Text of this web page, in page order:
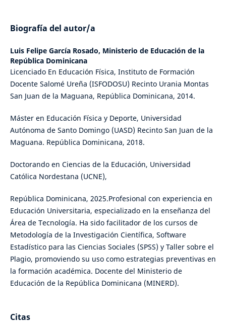
Biografía del autor/a
Luis Felipe García Rosado, Ministerio de Educación de la
República Dominicana
Licenciado En Educación Física, Instituto de Formación
Docente Salomé Ureña (ISFODOSU) Recinto Urania Montas
San Juan de la Maguana, República Dominicana, 2014.
Máster en Educación Física y Deporte, Universidad
Autónoma de Santo Domingo (UASD) Recinto San Juan de la
Maguana. República Dominicana, 2018.
Doctorando en Ciencias de la Educación, Universidad
Católica Nordestana (UCNE),
República Dominicana, 2025.Profesional con experiencia en
Educación Universitaria, especializado en la enseñanza del
Área de Tecnología. Ha sido facilitador de los cursos de
Metodología de la Investigación Científica, Software
Estadístico para las Ciencias Sociales (SPSS) y Taller sobre el
Plagio, promoviendo su uso como estrategias preventivas en
la formación académica. Docente del Ministerio de
Educación de la República Dominicana (MINERD).
Citas